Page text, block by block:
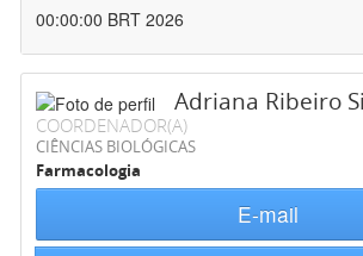
00:00:00 BRT 2026
Adriana Ribeiro
COORDENADOR(A)
CIÊNCIAS BIOLÓGICAS
Farmacologia
E-mail